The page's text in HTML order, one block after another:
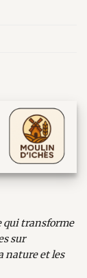
qui transforme
sur
nature et les